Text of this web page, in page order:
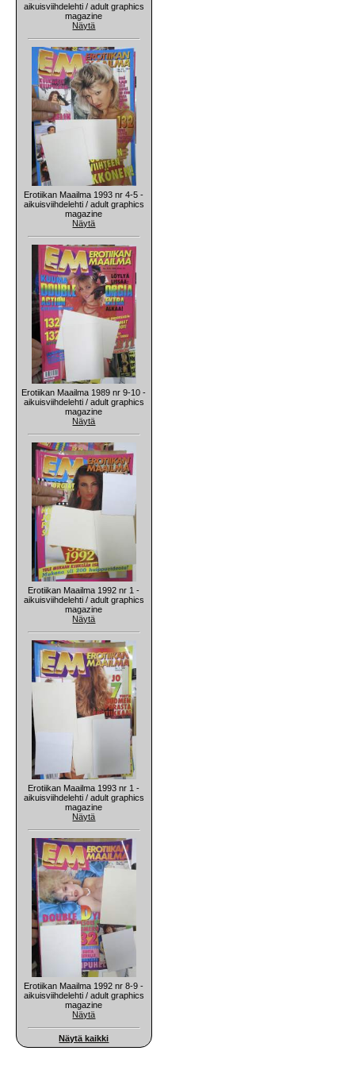
aikuisviihdelehti / adult graphics
magazine
Näytä
Erotiikan Maailma 1993 nr 4-5 -
aikuisviihdelehti / adult graphics
magazine
Näytä
Erotiikan Maailma 1989 nr 9-10 -
aikuisviihdelehti / adult graphics
magazine
Näytä
Erotiikan Maailma 1992 nr 1 -
aikuisviihdelehti / adult graphics
magazine
Näytä
Erotiikan Maailma 1993 nr 1 -
aikuisviihdelehti / adult graphics
magazine
Näytä
Erotiikan Maailma 1992 nr 8-9 -
aikuisviihdelehti / adult graphics
magazine
Näytä
Näytä kaikki